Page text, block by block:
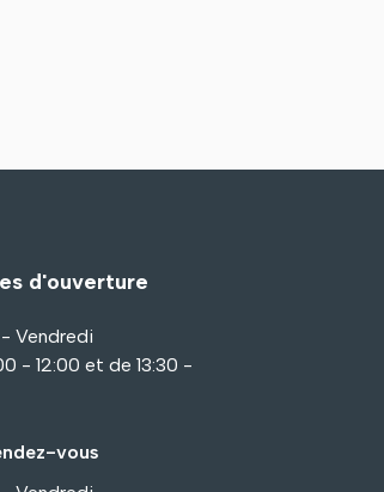
d'ouverture
Vendredi
- 12:00 et de 13:30 -
vous